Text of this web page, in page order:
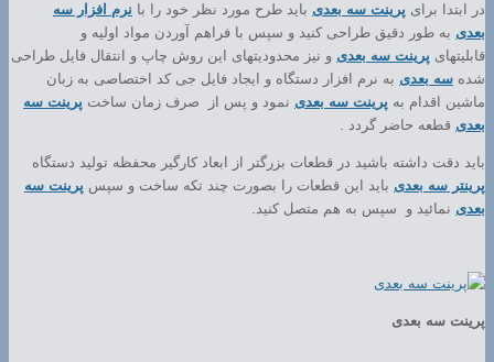
در ابتدا برای پرینت سه بعدی باید طرح مورد نظر خود را با نرم افزار سه
بعدی به طور دقیق طراحی کنید و سپس با فراهم آوردن مواد اولیه و
قابلیتهای پرینت سه بعدی و نیز محدودیتهای این روش چاپ و انتقال فایل طراحی
شده سه بعدی به نرم افزار دستگاه و ایجاد فایل جی کد اختصاصی به زبان
ماشین اقدام به پرینت سه بعدی نمود و پس از صرف زمان ساخت پرینت سه
بعدی قطعه حاضر گردد .
باید دقت داشته باشید در قطعات بزرگتر از ابعاد کارگیر محفظه تولید دستگاه
پرینتر سه بعدی باید این قطعات را بصورت چند تکه ساخت و سپس پرینت سه
بعدی نمائید و سپس به هم متصل کنید.
پرینت سه بعدی